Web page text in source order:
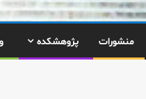
منشورات پژوهشکده